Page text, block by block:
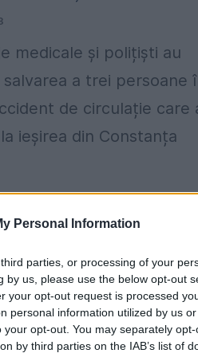
Personal Information
parties, or processing of your
us, please use the below opt-out
your opt-out request is processed
personal information utilized by us
opt-out. You may separately
by third parties on the IAB’s list of
medicale și polițiști au
a trei persoane
de circulație care
ieșirea din Constanța
decedat într-un grav